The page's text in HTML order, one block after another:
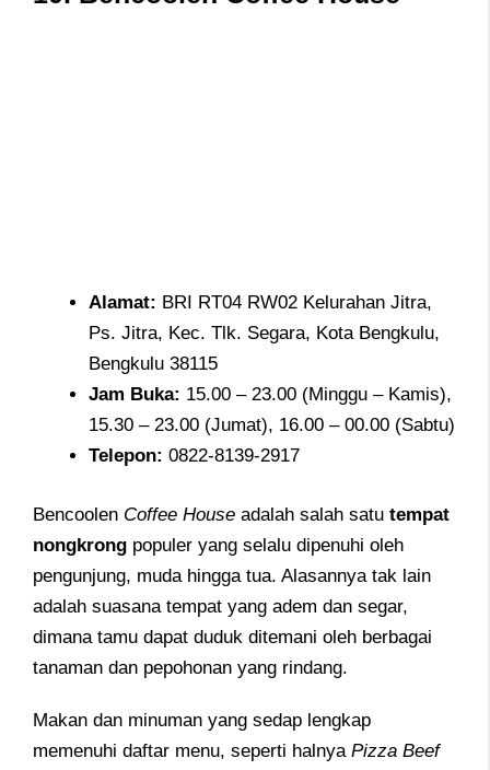
Alamat: BRI RT04 RW02 Kelurahan Jitra,
Ps. Jitra, Kec. Tlk. Segara, Kota Bengkulu,
Bengkulu 38115
Jam Buka: 15.00 – 23.00 (Minggu – Kamis),
15.30 – 23.00 (Jumat), 16.00 – 00.00 (Sabtu)
Telepon: 0822-8139-2917
Bencoolen Coffee House adalah salah satu tempat
nongkrong populer yang selalu dipenuhi oleh
pengunjung, muda hingga tua. Alasannya tak lain
adalah suasana tempat yang adem dan segar,
dimana tamu dapat duduk ditemani oleh berbagai
tanaman dan pepohonan yang rindang.
Makan dan minuman yang sedap lengkap
memenuhi daftar menu, seperti halnya Pizza Beef